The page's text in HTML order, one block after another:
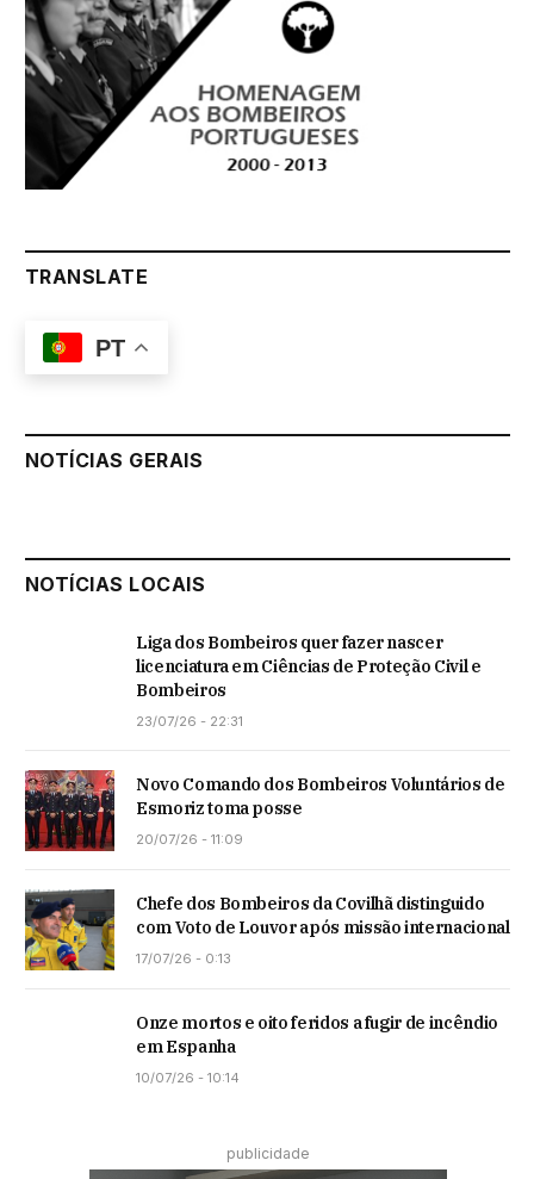
TRANSLATE
PT
NOTÍCIAS GERAIS
NOTÍCIAS LOCAIS
Liga dos Bombeiros quer fazer nascer
licenciatura em Ciências de Proteção Civil e
Bombeiros
23/07/26 - 22:31
Novo Comando dos Bombeiros Voluntários de
Esmoriz toma posse
20/07/26 - 11:09
Chefe dos Bombeiros da Covilhã distinguido
com Voto de Louvor após missão internacional
17/07/26 - 0:13
Onze mortos e oito feridos a fugir de incêndio
em Espanha
10/07/26 - 10:14
publicidade